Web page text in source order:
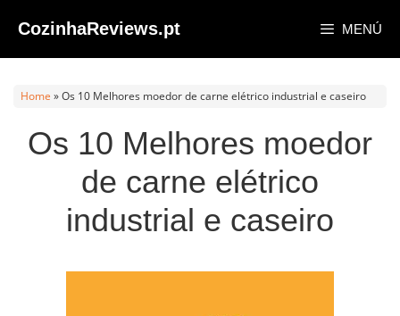
contenido
CozinhaReviews.pt MENÚ
Home »Os 10 Melhores moedor de carne elétrico industrial e caseiro
Os 10 Melhores moedor
de carne elétrico
industrial e caseiro